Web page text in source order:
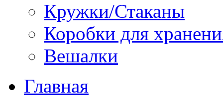
Кружки/Стаканы
Коробки для
Вешалки
Главная